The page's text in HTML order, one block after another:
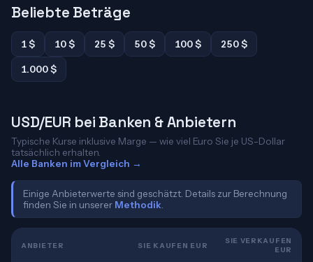
Beliebte Beträge
1 $ 10 $ 25 $ 50 $ 100 $
250 $
1.000 $
USD/EUR bei Banken & Anbietern
Typische Kurse inklusive Marge — wie viel Euro Sie je US-Dollar
tatsächlich erhalten.
Alle Banken im Vergleich →
Einige Anbieterwerte sind geschätzt. Details zur Berechnung
finden Sie in unserer Methodik
ANBIETER SIE KAUFEN EUR
SIE VERKAUFEN
EUR